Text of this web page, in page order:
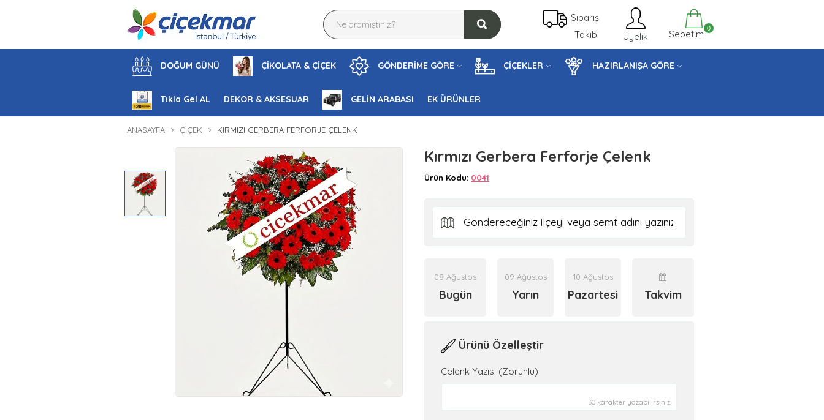
Sipariş
Takibi
Üyelik Sepetim 0
DOĞUM GÜNÜ ÇİKOLATA & ÇİÇEK GÖNDERİME GÖRE ÇİÇEKLER HAZIRLANIŞA GÖRE
Tıkla Gel AL DEKOR & AKSESUAR GELİN ARABASI EK ÜRÜNLER
ANASAYFA ÇIÇEK KIRMIZI GERBERA FERFORJE ÇELENK
Kırmızı Gerbera Ferforje Çelenk
Ürün Kodu: 0041
08 Ağustos
Bugün
09 Ağustos
Yarın
10 Ağustos
Pazartesi Takvim
Ürünü Özelleştir
Çelenk Yazısı (Zorunlu)
30 karakter yazabilirsiniz.